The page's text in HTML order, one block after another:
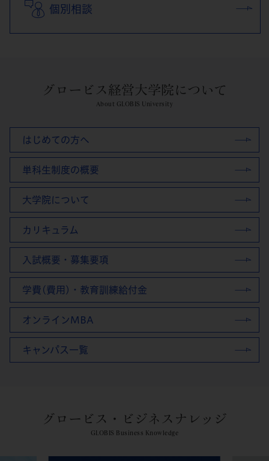
個別相談
グロービス経営大学院について
About GLOBIS University
はじめての方へ
単科生制度の概要
大学院について
カリキュラム
入試概要・募集要項
学費(費用)・教育訓練給付金
オンラインMBA
キャンパス一覧
グロービス・ビジネスナレッジ
GLOBIS Business Knowledge